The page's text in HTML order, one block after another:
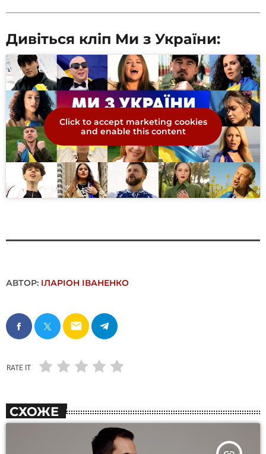
Дивіться кліп Ми з України:
Click to accept marketing cookies
and enable this content
АВТОР: ІЛАРІОН ІВАНЕНКО
email
RATE IT
СХОЖЕ